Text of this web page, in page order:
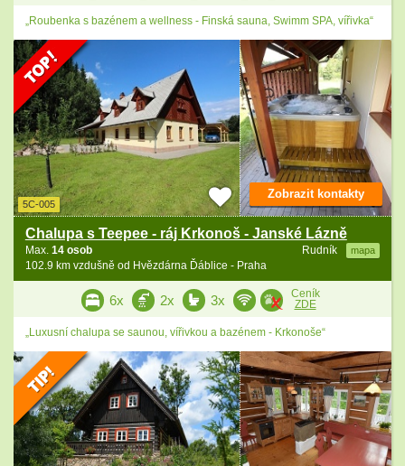
„Roubenka s bazénem a wellness - Finská sauna, Swimm SPA, vířivka“
5C-005
Chalupa s Teepee - ráj Krkonoš - Janské Lázně
Rudník mapa
Max. 14 osob
102.9 km vzdušně od Hvězdárna Ďáblice - Praha
Zobrazit kontakty
6x 2x 3x
Ceník
ZDE
„Luxusní chalupa se saunou, vířivkou a bazénem - Krkonoše“